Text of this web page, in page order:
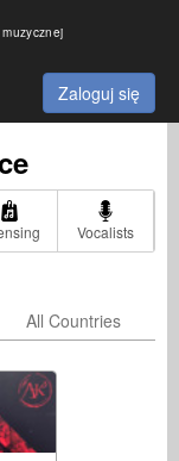
Zaloguj się
Vocalists
All Countries